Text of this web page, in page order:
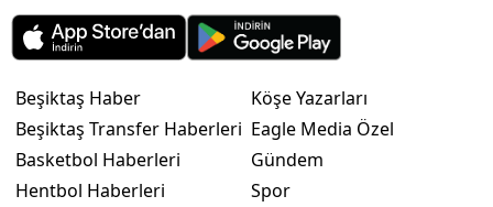
Beşiktaş Haber
Beşiktaş Transfer Haberleri
Basketbol Haberleri
Hentbol Haberleri
Köşe Yazarları
Eagle Media Özel
Gündem
Spor